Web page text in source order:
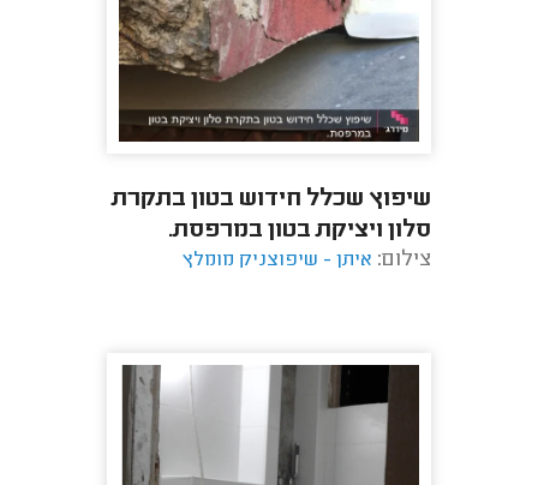
שיפוץ שכלל חידוש בטון בתקרת
סלון ויציקת בטון במרפסת.
צילום: איתן - שיפוצניק מומלץ